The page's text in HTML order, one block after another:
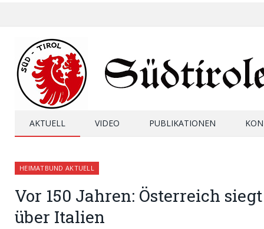
AKTUELL VIDEO PUBLIKATIONEN
HEIMATBUND AKTUELL
Vor 150 Jahren: Österreich
über Italien